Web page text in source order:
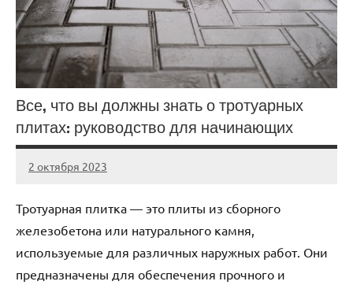
Все, что вы должны знать о тротуарных
плитах: руководство для начинающих
2 октября 2023
Avtor
Нет
Тротуарная плитка — это плиты из сборного
железобетона или натурального камня,
используемые для различных наружных работ. Они
предназначены для обеспечения прочного и